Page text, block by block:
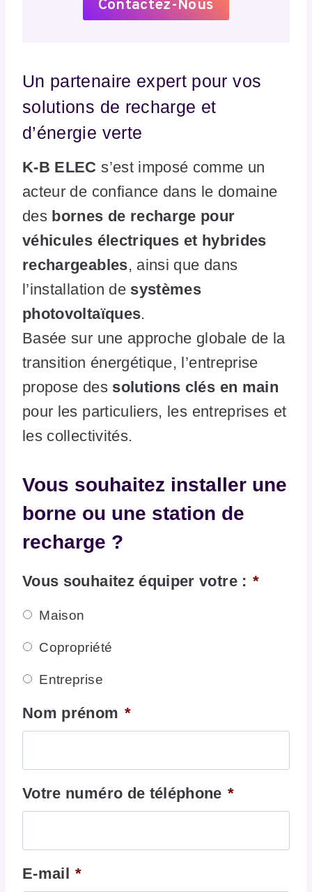
Contactez-Nous
Un partenaire expert pour vos
solutions de recharge et
d’énergie verte
K-B ELEC s’est imposé comme un
acteur de confiance dans le domaine
des bornes de recharge pour
véhicules électriques et hybrides
rechargeables, ainsi que dans
l’installation de systèmes
photovoltaïques.
Basée sur une approche globale de la
transition énergétique, l’entreprise
propose des solutions clés en main
pour les particuliers, les entreprises et
les collectivités.
Vous souhaitez installer une
borne ou une station de
recharge ?
Vous souhaitez équiper votre : *
Maison
Copropriété
Entreprise
Nom prénom *
Votre numéro de téléphone *
E-mail *